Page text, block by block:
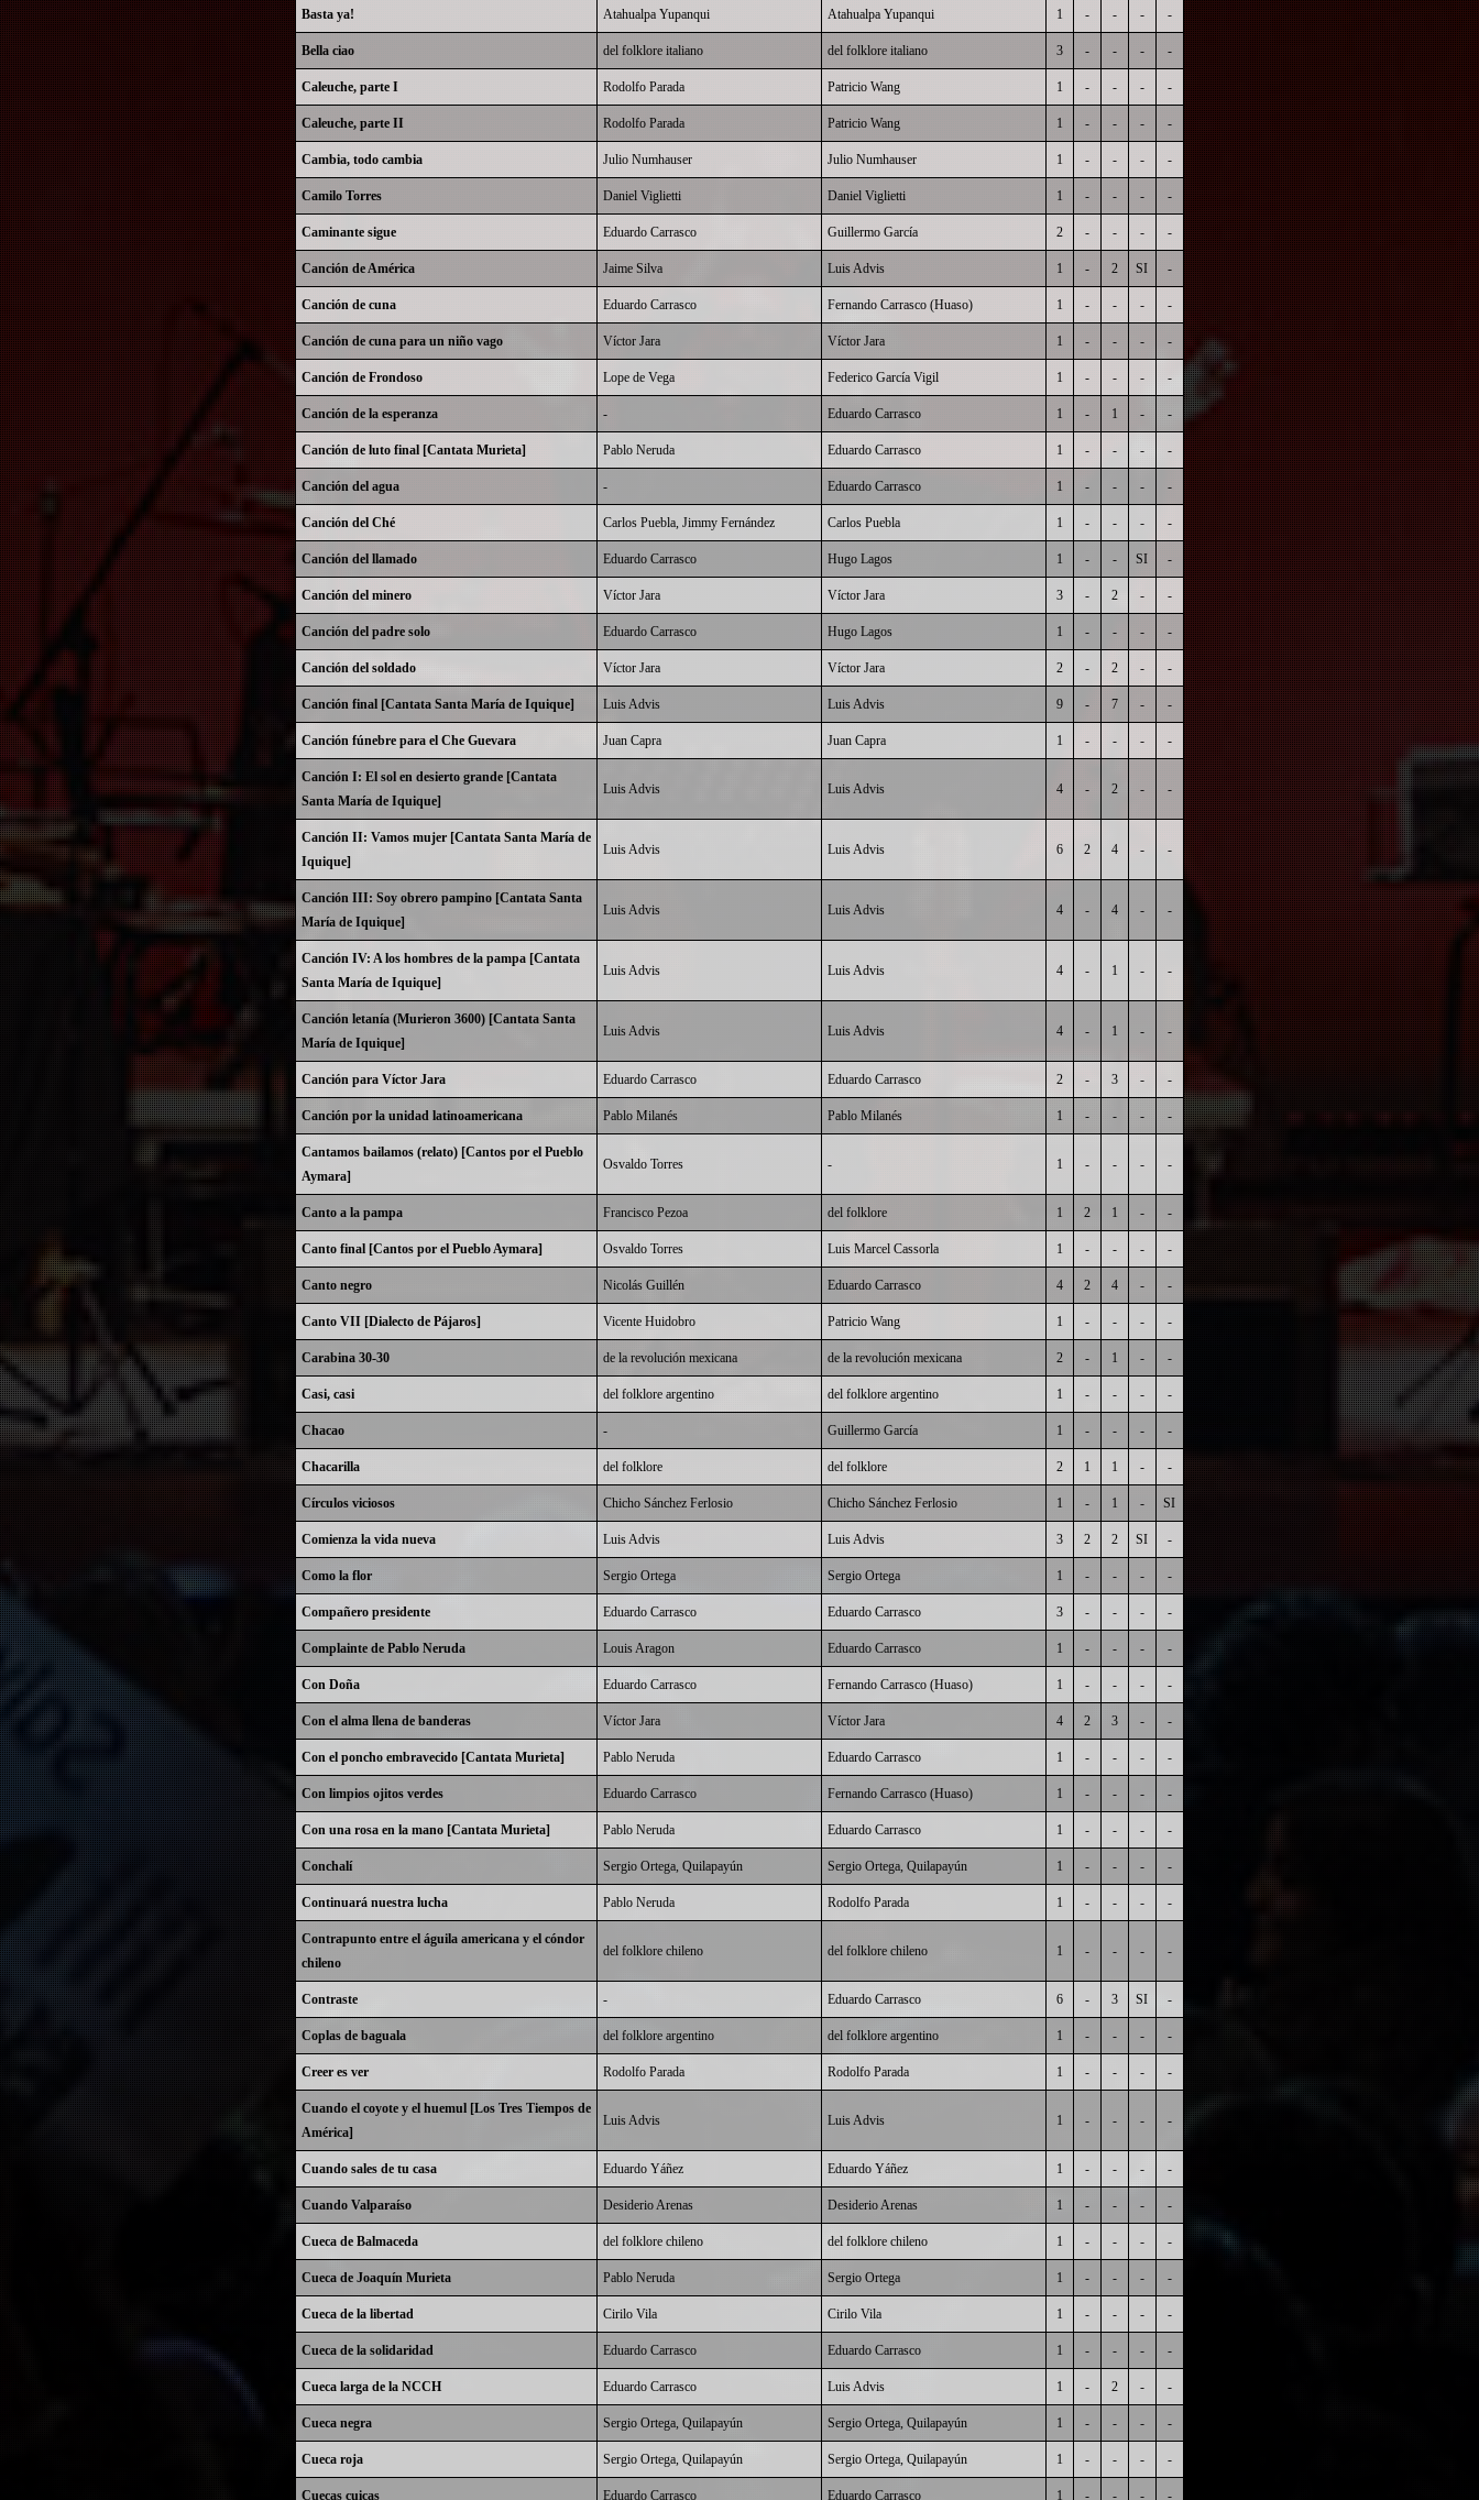
Basta ya! Atahualpa Yupanqui Atahualpa Yupanqui 1 - - - -
Bella ciao del folklore italiano del folklore italiano 3 - - - -
Caleuche, parte I Rodolfo Parada Patricio Wang 1 - - - -
Caleuche, parte II Rodolfo Parada Patricio Wang 1 - - - -
Cambia, todo cambia Julio Numhauser Julio Numhauser 1 - - - -
Camilo Torres Daniel Viglietti Daniel Viglietti 1 - - - -
Caminante sigue Eduardo Carrasco Guillermo García 2 - - - -
Canción de América Jaime Silva Luis Advis 1 - 2 SI -
Canción de cuna Eduardo Carrasco Fernando Carrasco (Huaso) 1 - - - -
Canción de cuna para un niño vago Víctor Jara Víctor Jara 1 - - - -
Canción de Frondoso Lope de Vega Federico García Vigil 1 - - - -
Canción de la esperanza - Eduardo Carrasco 1 - 1 - -
Canción de luto final [Cantata Murieta] Pablo Neruda Eduardo Carrasco 1 - - - -
Canción del agua - Eduardo Carrasco 1 - - - -
Canción del Ché Carlos Puebla, Jimmy Fernández Carlos Puebla 1 - - - -
Canción del llamado Eduardo Carrasco Hugo Lagos 1 - - SI -
Canción del minero Víctor Jara Víctor Jara 3 - 2 - -
Canción del padre solo Eduardo Carrasco Hugo Lagos 1 - - - -
Canción del soldado Víctor Jara Víctor Jara 2 - 2 - -
Canción final [Cantata Santa María de Iquique] Luis Advis Luis Advis 9 - 7 - -
Canción fúnebre para el Che Guevara Juan Capra Juan Capra 1 - - - -
Canción I: El sol en desierto grande [Cantata
Santa María de Iquique]
Luis Advis Luis Advis 4 - 2 - -
Canción II: Vamos mujer [Cantata Santa María de
Iquique]
Luis Advis Luis Advis 6 2 4 - -
Canción III: Soy obrero pampino [Cantata Santa
María de Iquique]
Luis Advis Luis Advis 4 - 4 - -
Canción IV: A los hombres de la pampa [Cantata
Santa María de Iquique]
Luis Advis Luis Advis 4 - 1 - -
Canción letanía (Murieron 3600) [Cantata Santa
María de Iquique]
Luis Advis Luis Advis 4 - 1 - -
Canción para Víctor Jara Eduardo Carrasco Eduardo Carrasco 2 - 3 - -
Canción por la unidad latinoamericana Pablo Milanés Pablo Milanés 1 - - - -
Cantamos bailamos (relato) [Cantos por el Pueblo
Aymara]
Osvaldo Torres - 1 - - - -
Canto a la pampa Francisco Pezoa del folklore 1 2 1 - -
Canto final [Cantos por el Pueblo Aymara] Osvaldo Torres Luis Marcel Cassorla 1 - - - -
Canto negro Nicolás Guillén Eduardo Carrasco 4 2 4 - -
Canto VII [Dialecto de Pájaros] Vicente Huidobro Patricio Wang 1 - - - -
Carabina 30-30 de la revolución mexicana de la revolución mexicana 2 - 1 - -
Casi, casi del folklore argentino del folklore argentino 1 - - - -
Chacao - Guillermo García 1 - - - -
Chacarilla del folklore del folklore 2 1 1 - -
Círculos viciosos Chicho Sánchez Ferlosio Chicho Sánchez Ferlosio 1 - 1 - SI
Comienza la vida nueva Luis Advis Luis Advis 3 2 2 SI -
Como la flor Sergio Ortega Sergio Ortega 1 - - - -
Compañero presidente Eduardo Carrasco Eduardo Carrasco 3 - - - -
Complainte de Pablo Neruda Louis Aragon Eduardo Carrasco 1 - - - -
Con Doña Eduardo Carrasco Fernando Carrasco (Huaso) 1 - - - -
Con el alma llena de banderas Víctor Jara Víctor Jara 4 2 3 - -
Con el poncho embravecido [Cantata Murieta] Pablo Neruda Eduardo Carrasco 1 - - - -
Con limpios ojitos verdes Eduardo Carrasco Fernando Carrasco (Huaso) 1 - - - -
Con una rosa en la mano [Cantata Murieta] Pablo Neruda Eduardo Carrasco 1 - - - -
Conchalí Sergio Ortega, Quilapayún Sergio Ortega, Quilapayún 1 - - - -
Continuará nuestra lucha Pablo Neruda Rodolfo Parada 1 - - - -
Contrapunto entre el águila americana y el cóndor
chileno
del folklore chileno del folklore chileno 1 - - - -
Contraste - Eduardo Carrasco 6 - 3 SI -
Coplas de baguala del folklore argentino del folklore argentino 1 - - - -
Creer es ver Rodolfo Parada Rodolfo Parada 1 - - - -
Cuando el coyote y el huemul [Los Tres Tiempos de
América]
Luis Advis Luis Advis 1 - - - -
Cuando sales de tu casa Eduardo Yáñez Eduardo Yáñez 1 - - - -
Cuando Valparaíso Desiderio Arenas Desiderio Arenas 1 - - - -
Cueca de Balmaceda del folklore chileno del folklore chileno 1 - - - -
Cueca de Joaquín Murieta Pablo Neruda Sergio Ortega 1 - - - -
Cueca de la libertad Cirilo Vila Cirilo Vila 1 - - - -
Cueca de la solidaridad Eduardo Carrasco Eduardo Carrasco 1 - - - -
Cueca larga de la NCCH Eduardo Carrasco Luis Advis 1 - 2 - -
Cueca negra Sergio Ortega, Quilapayún Sergio Ortega, Quilapayún 1 - - - -
Cueca roja Sergio Ortega, Quilapayún Sergio Ortega, Quilapayún 1 - - - -
Cuecas cuicas Eduardo Carrasco Eduardo Carrasco 1 - - - -